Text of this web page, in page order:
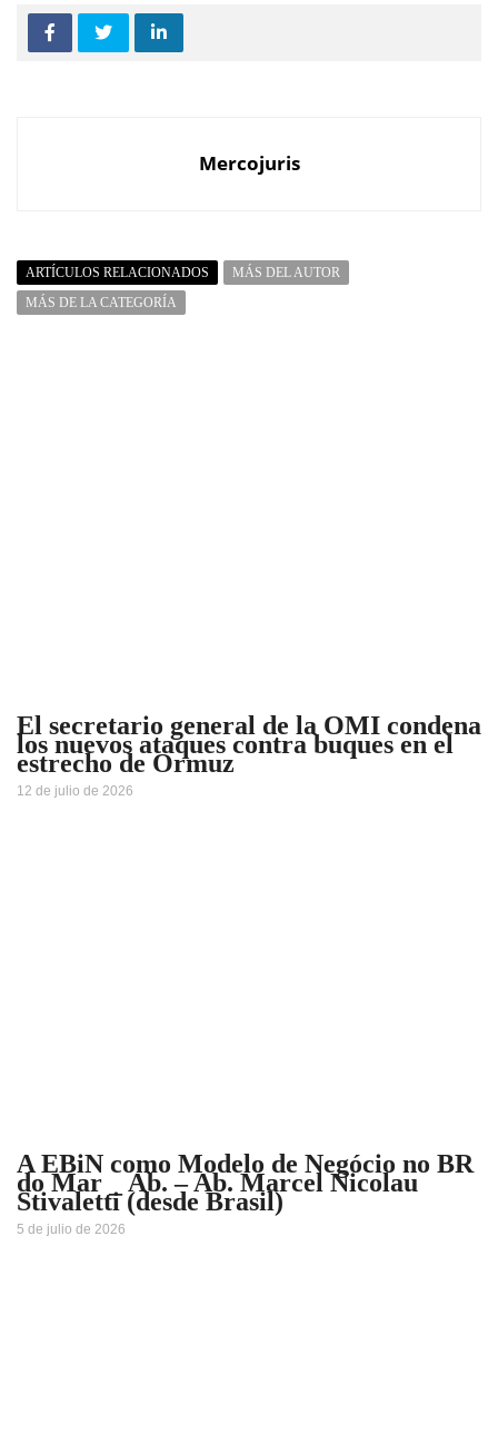
Mercojuris
ARTÍCULOS RELACIONADOS
MÁS DEL AUTOR
MÁS DE LA CATEGORÍA
El secretario general de la OMI condena
los nuevos ataques contra buques en el
estrecho de Ormuz
12 de julio de 2026
A EBiN como Modelo de Negócio no BR
do Mar _ Ab. – Ab. Marcel Nicolau
Stivaletti (desde Brasil)
5 de julio de 2026